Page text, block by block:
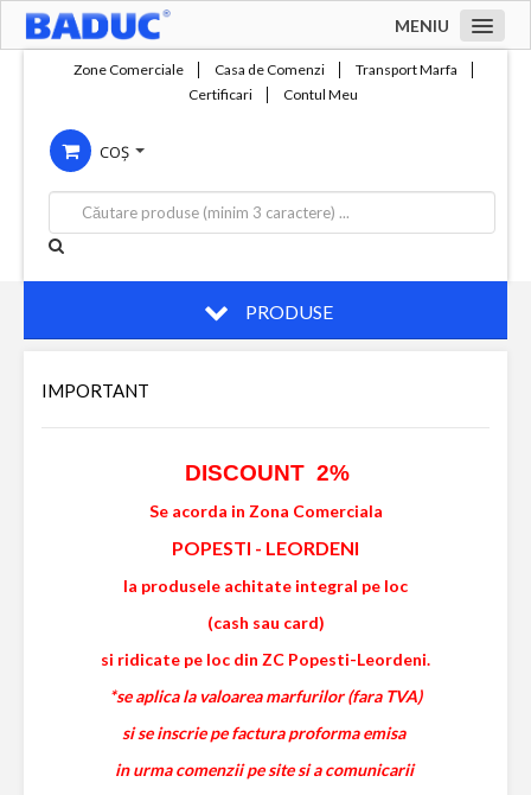
MENIU
Compania
Servicii
Productie
Contact
Zone Comerciale Casa de Comenzi
Transport Marfa
Certificari
Contul Meu
COȘ
PRODUSE
IMPORTANT
DISCOUNT 2%
Se acorda in Zona Comerciala
POPESTI - LEORDENI
la produsele achitate integral pe loc
(cash sau card)
si ridicate pe loc din ZC Popesti-Leordeni.
*se aplica la valoarea marfurilor (fara TVA)
si se inscrie pe factura proforma emisa
in urma comenzii pe site si a comunicarii